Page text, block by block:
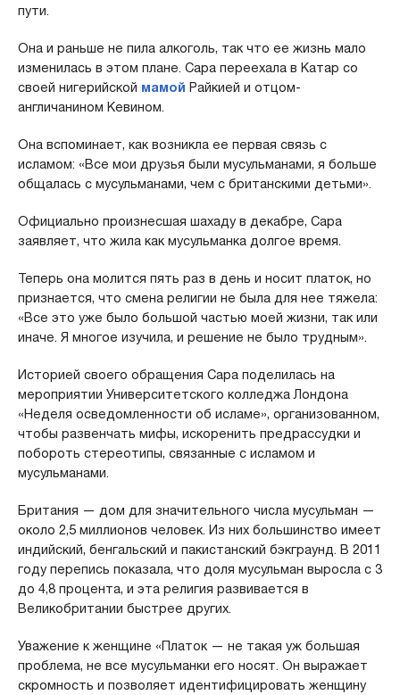
пути.
Она и раньше не пила алкоголь, так что ее жизнь мало
изменилась в этом плане. Сара переехала в Катар со
своей нигерийской мамой Райкией и отцом-
англичанином Кевином.
Она вспоминает, как возникла ее первая связь с
исламом: «Все мои друзья были мусульманами, я больше
общалась с мусульманами, чем с британскими детьми».
Официально произнесшая шахаду в декабре, Сара
заявляет, что жила как мусульманка долгое время.
Теперь она молится пять раз в день и носит платок, но
признается, что смена религии не была для нее тяжела:
«Все это уже было большой частью моей жизни, так или
иначе. Я многое изучила, и решение не было трудным».
Историей своего обращения Сара поделилась на
мероприятии Университетского колледжа Лондона
«Неделя осведомленности об исламе», организованном,
чтобы развенчать мифы, искоренить предрассудки и
побороть стереотипы, связанные с исламом и
мусульманами.
Британия — дом для значительного числа мусульман —
около 2,5 миллионов человек. Из них большинство имеет
индийский, бенгальский и пакистанский бэкграунд. В 2011
году перепись показала, что доля мусульман выросла с 3
до 4,8 процента, и эта религия развивается в
Великобритании быстрее других.
Уважение к женщине «Платок — не такая уж большая
проблема, не все мусульманки его носят. Он выражает
скромность и позволяет идентифицировать женщину